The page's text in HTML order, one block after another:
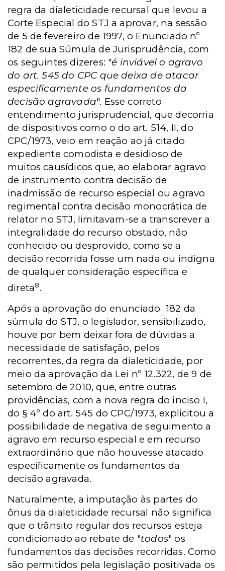
regra da dialeticidade recursal que levou a
Corte Especial do STJ a aprovar, na sessão
de 5 de fevereiro de 1997, o Enunciado nº
182 de sua Súmula de Jurisprudência, com
os seguintes dizeres: "é inviável o agravo
do art. 545 do CPC que deixa de atacar
especificamente os fundamentos da
decisão agravada". Esse correto
entendimento jurisprudencial, que decorria
de dispositivos como o do art. 514, II, do
CPC/1973, veio em reação ao já citado
expediente comodista e desidioso de
muitos causídicos que, ao elaborar agravo
de instrumento contra decisão de
inadmissão de recurso especial ou agravo
regimental contra decisão monocrática de
relator no STJ, limitavam-se a transcrever a
integralidade do recurso obstado, não
conhecido ou desprovido, como se a
decisão recorrida fosse um nada ou indigna
de qualquer consideração específica e
direta8.
Após a aprovação do enunciado 182 da
súmula do STJ, o legislador, sensibilizado,
houve por bem deixar fora de dúvidas a
necessidade de satisfação, pelos
recorrentes, da regra da dialeticidade, por
meio da aprovação da Lei nº 12.322, de 9 de
setembro de 2010, que, entre outras
providências, com a nova regra do inciso I,
do § 4º do art. 545 do CPC/1973, explicitou a
possibilidade de negativa de seguimento a
agravo em recurso especial e em recurso
extraordinário que não houvesse atacado
especificamente os fundamentos da
decisão agravada.
Naturalmente, a imputação às partes do
ônus da dialeticidade recursal não significa
que o trânsito regular dos recursos esteja
condicionado ao rebate de "todos" os
fundamentos das decisões recorridas. Como
são permitidos pela legislação positivada os